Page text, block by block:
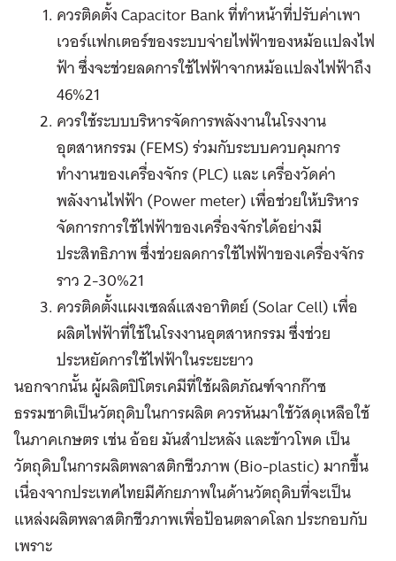
ควรติดตั้ง Capacitor Bank ที่ทำหน้าที่ปรับค่าเพา
เวอร์แฟกเตอร์ของระบบจ่ายไฟฟ้าของหม้อแปลงไฟ
ฟ้า ซึ่งจะช่วยลดการใช้ไฟฟ้าจากหม้อแปลงไฟฟ้าถึง
46%21
ควรใช้ระบบบริหารจัดการพลังงานในโรงงาน
อุตสาหกรรม (FEMS) ร่วมกับระบบควบคุมการ
ทำงานของเครื่องจักร (PLC) และ เครื่องวัดค่า
พลังงานไฟฟ้า (Power meter) เพื่อช่วยให้บริหาร
จัดการการใช้ไฟฟ้าของเครื่องจักรได้อย่างมี
ประสิทธิภาพ ซึ่งช่วยลดการใช้ไฟฟ้าของเครื่องจักร
ราว 2-30%21
ควรติดตั้งแผงเซลล์แสงอาทิตย์ (Solar Cell) เพื่อ
ผลิตไฟฟ้าที่ใช้ในโรงงานอุตสาหกรรม ซึ่งช่วย
ประหยัดการใช้ไฟฟ้าในระยะยาว
นอกจากนั้น ผู้ผลิตปิโตรเคมีที่ใช้ผลิตภัณฑ์จากก๊าซ
ธรรมชาติเป็นวัตถุดิบในการผลิต ควรหันมาใช้วัสดุเหลือใช้
ในภาคเกษตร เช่น อ้อย มันสำปะหลัง และข้าวโพด เป็น
วัตถุดิบในการผลิตพลาสติกชีวภาพ (Bio-plastic) มากขึ้น
เนื่องจากประเทศไทยมีศักยภาพในด้านวัตถุดิบที่จะเป็น
แหล่งผลิตพลาสติกชีวภาพเพื่อป้อนตลาดโลก ประกอบกับ
เพราะ